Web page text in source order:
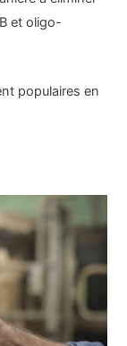
et oligo-
populaires en